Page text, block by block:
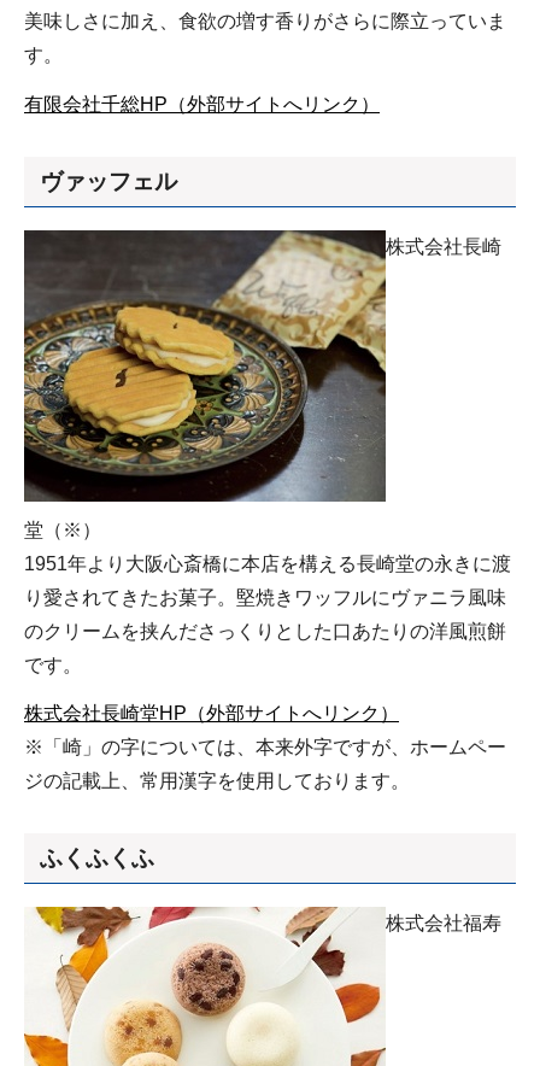
美味しさに加え、食欲の増す香りがさらに際立っていま
す。
有限会社千総HP（外部サイトへリンク）
ヴァッフェル
株式会社長崎
堂（※）
1951年より大阪心斎橋に本店を構える長崎堂の永きに渡
り愛されてきたお菓子。堅焼きワッフルにヴァニラ風味
のクリームを挟んださっくりとした口あたりの洋風煎餅
です。
株式会社長崎堂HP（外部サイトへリンク）
※「崎」の字については、本来外字ですが、ホームペー
ジの記載上、常用漢字を使用しております。
ふくふくふ
株式会社福寿